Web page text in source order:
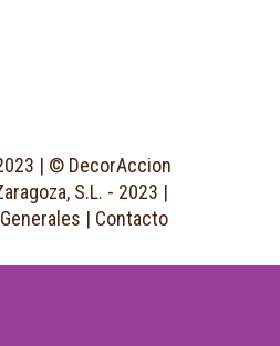
| © DecorAccion
S.L. - 2023 |
| Contacto